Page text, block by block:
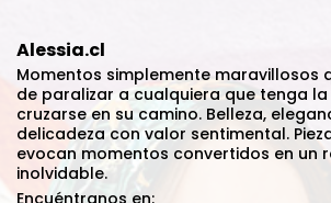
Alessia.cl
Momentos simplemente maravillosos
de paralizar a cualquiera que tenga
cruzarse en su camino. Belleza,
delicadeza con valor sentimental.
evocan momentos convertidos en un
inolvidable.
Encuéntranos en: